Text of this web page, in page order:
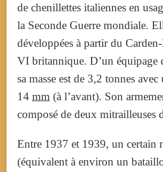
de chenillettes italiennes en
la Seconde Guerre mondiale.
développées à partir du
VI britannique. D’un équipage
sa masse est de 3,2 tonnes
14 mm (à l’avant). Son
composé de deux mitrailleuses
Entre 1937 et 1939, un certain
(équivalent à environ un